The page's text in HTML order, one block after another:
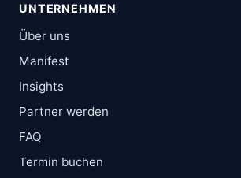
UNTERNEHMEN
Über uns
Manifest
Insights
Partner werden
FAQ
Termin buchen